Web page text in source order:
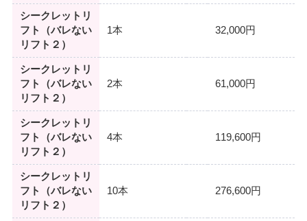
シークレットリ
フト（バレない
リフト２）
1本 32,000円
シークレットリ
フト（バレない
リフト２）
2本 61,000円
シークレットリ
フト（バレない
リフト２）
4本 119,600円
シークレットリ
フト（バレない
リフト２）
10本 276,600円